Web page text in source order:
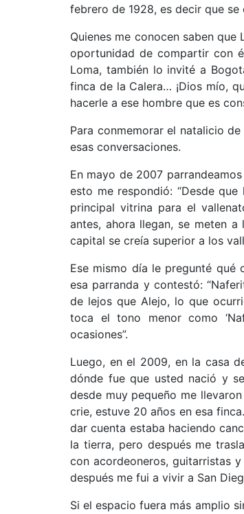
febrero de 1928, es decir que
Quienes me conocen saben
oportunidad de compartir con
Loma, también lo invité a
finca de la Calera… ¡Dios mío,
hacerle a ese hombre que es
Para conmemorar el natalicio
esas conversaciones.
En mayo de 2007
esto me respondió: “Desde
principal vitrina para el
antes, ahora llegan, se meten
capital se creía superior a los
Ese mismo día le pregunté qué
esa parranda y contestó:
de lejos que Alejo, lo que
toca el tono menor como
ocasiones”.
Luego, en el 2009, en la casa
dónde fue que usted nació y
desde muy pequeño me
crie, estuve 20 años en esa
dar cuenta estaba haciendo
la tierra, pero después me
con acordeoneros, guitarristas
después me fui a vivir a San
Si el espacio fuera más amplio